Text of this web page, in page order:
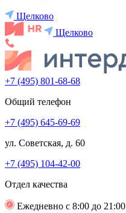
Щелково
Щелково
+7 (495) 801-68-68
Общий телефон
+7 (495) 645-69-69
ул. Советская, д. 60
+7 (495) 104-42-00
Отдел качества
Ежедневно с 8:00 до 21:00